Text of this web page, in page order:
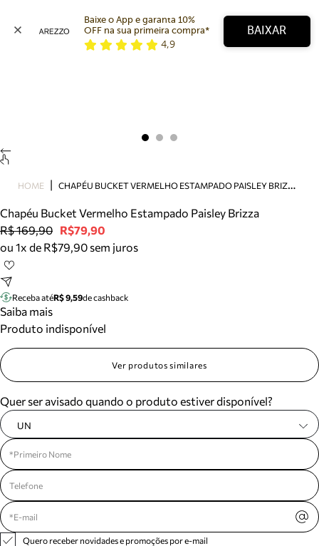
Bolsa
Tamanco
Tênis
Mule
Tire dúvidas sobre pedidos, devoluções e mais.
Meus pedidos
Acompanhe seus pedidos e solicite devoluções.
Baixe o App e garanta 10%
OFF na sua primeira compra*
4,9
BAIXAR
HOME C
HAPÉU BUCKET VERMELHO ESTAMPADO PAISLEY BRIZZA
Chapéu Bucket Vermelho Estampado Paisley Brizza
R$ 169,90 R$79,90
ou 1x de R$79,90 sem juros
Receba atéR$ 9,59de cashback
Saiba mais
Produto indisponível
Ver produtos similares
Quer ser avisado quando o produto estiver disponível?
UN
Quero receber novidades e promoções por e-mail